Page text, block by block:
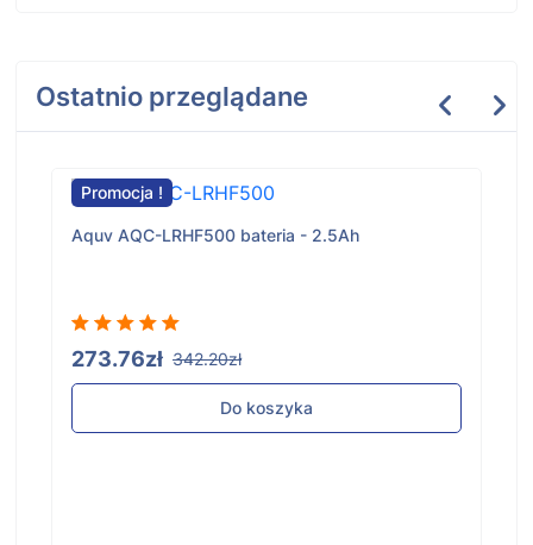
Ostatnio przeglądane
Promocja !
Aquv AQC-LRHF500 bateria - 2.5Ah
273.76zł 342.20zł
Do koszyka